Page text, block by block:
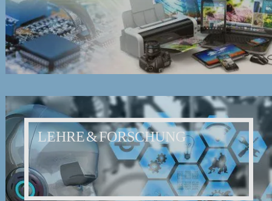
LEHRE & FORSCHUNG